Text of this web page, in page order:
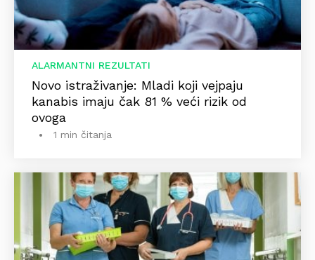
ALARMANTNI REZULTATI
Novo istraživanje: Mladi koji vejpaju
kanabis imaju čak 81 % veći rizik od
ovoga
1 min čitanja